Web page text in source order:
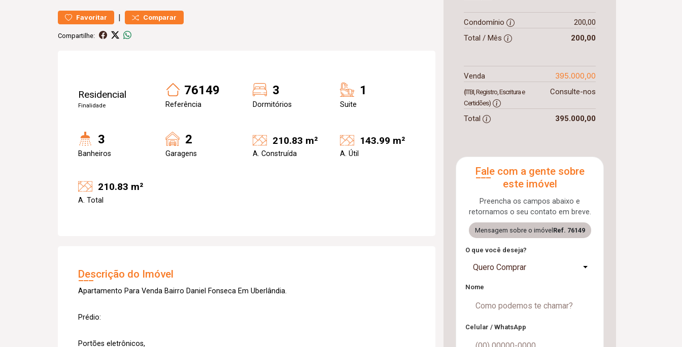
Favoritar | Comparar
Compartilhe:
Residencial
Finalidade
76149
Referência
3
Dormitórios
1
Suite
3
Banheiros
2
Garagens
210.83 m²
A. Construída
143.99 m²
A. Útil
210.83 m²
A. Total
Descrição do Imóvel
Apartamento Para Venda Bairro Daniel Fonseca Em Uberlândia.
Prédio:
Portões eletrônicos,
Condomínio
200,00
Total / Mês
200,00
Venda 395.000,00
(ITBI, Registro, Escritura e
Certidões)
Consulte-nos
Total 395.000,00
Fale com a gente sobre
este imóvel
Preencha os campos abaixo e
retornamos o seu contato em breve.
Mensagem sobre o imóvel Ref. 76149
O que você deseja?
Quero Comprar
Nome
Celular / WhatsApp